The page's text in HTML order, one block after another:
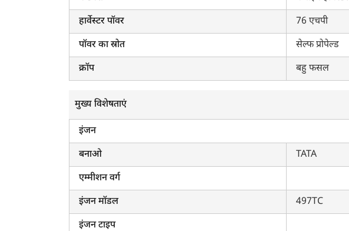
हार्वेस्टर पॉवर
76 एचपी
पॉवर का स्रोत
सेल्फ प्रोपेल्ड
क्रॉप
बहु फसल
मुख्य विशेषताएं
इंजन
बनाओ
TATA
एम्मीशन वर्ग
इंजन मॉडल
497TC
इंजन टाइप